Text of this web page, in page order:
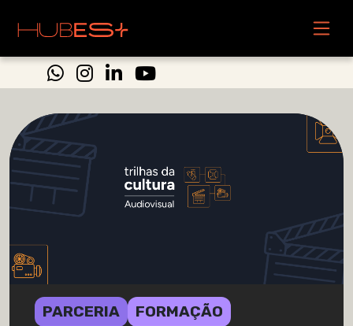
PARCERIA FORMAÇÃO